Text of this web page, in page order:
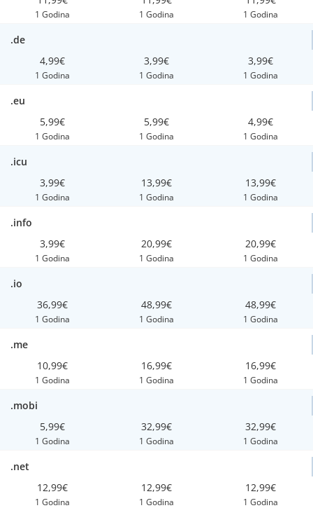
1 Godina 1 Godina 1 Godina
.de
4,99€
1 Godina
3,99€
1 Godina
3,99€
1 Godina
.eu
5,99€
1 Godina
5,99€
1 Godina
4,99€
1 Godina
.icu
3,99€
1 Godina
13,99€
1 Godina
13,99€
1 Godina
.info
3,99€
1 Godina
20,99€
1 Godina
20,99€
1 Godina
.io
36,99€
1 Godina
48,99€
1 Godina
48,99€
1 Godina
.me
10,99€
1 Godina
16,99€
1 Godina
16,99€
1 Godina
.mobi
5,99€
1 Godina
32,99€
1 Godina
32,99€
1 Godina
.net
12,99€
1 Godina
12,99€
1 Godina
12,99€
1 Godina